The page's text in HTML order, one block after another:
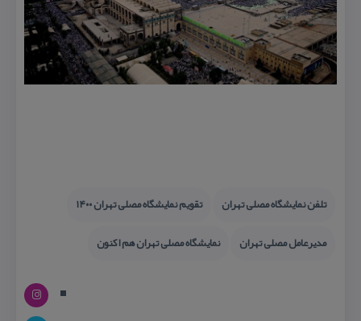
تلفن نمایشگاه مصلی تهران
تقویم نمایشگاه مصلی تهران ۱۴۰۰
مدیرعامل مصلی تهران
نمایشگاه مصلی تهران هم اكنون